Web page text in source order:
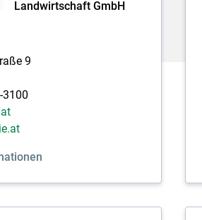
Landwirtschaft GmbH
9
3100